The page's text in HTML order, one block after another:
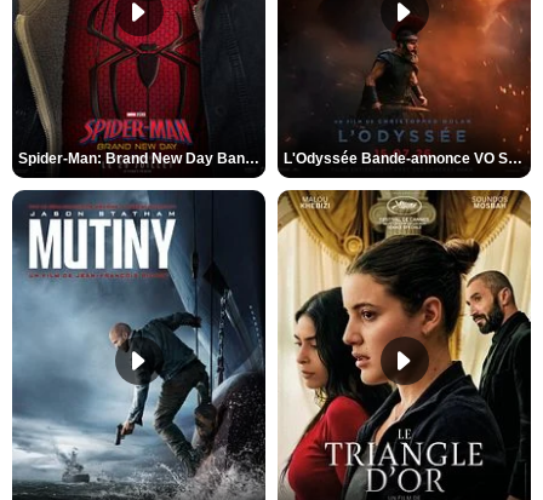
Spider-Man: Brand New Day Bande-annonce VO STFR L'Odyssée Bande-annonce VO STFR